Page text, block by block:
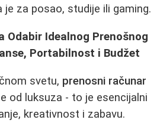
je za posao, studije ili gaming.
Odabir Idealnog Prenošnog
Portabilnost i Budžet
svetu, prenosni računar
od luksuza - to je esencijalni
kreativnost i zabavu.